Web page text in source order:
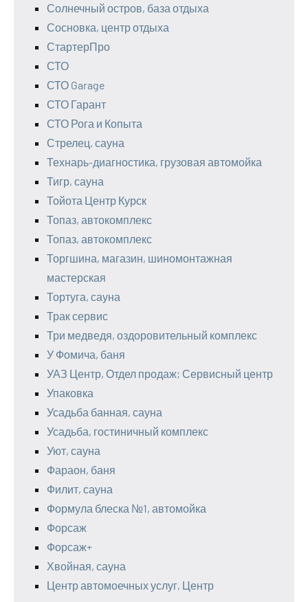
Солнечный остров, база отдыха
Сосновка, центр отдыха
СтартерПро
СТО
СТО Garage
СТО Гарант
СТО Рога и Копыта
Стрелец, сауна
Технарь-диагностика, грузовая автомойка
Тигр, сауна
Тойота Центр Курск
Топаз, автокомплекс
Топаз, автокомплекс
Торгшина, магазин, шиномонтажная
мастерская
Тортуга, сауна
Трак сервис
Три медведя, оздоровительный комплекс
У Фомича, баня
УАЗ Центр, Отдел продаж; Сервисный центр
Упаковка
Усадьба банная, сауна
Усадьба, гостиничный комплекс
Уют, сауна
Фараон, баня
Филит, сауна
Формула блеска №1, автомойка
Форсаж
Форсаж+
Хвойная, сауна
Центр автомоечных услуг, Центр